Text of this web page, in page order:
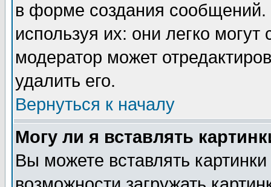
в форме создания сообщений.
используя их: они легко
модератор может
удалить его.
Вернуться к началу
Могу ли я вставлять
Вы можете вставлять